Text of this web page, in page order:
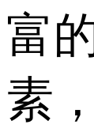
富
素